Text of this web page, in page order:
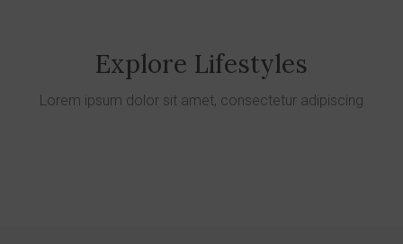
Explore Lifestyles
Lorem ipsum dolor sit amet, consectetur adipiscing